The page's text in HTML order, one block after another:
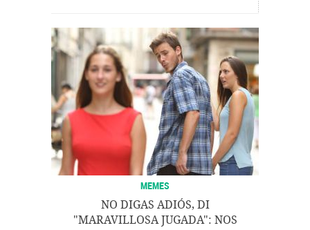
MEMES
NO DIGAS ADIÓS, DI
"MARAVILLOSA JUGADA": NOS